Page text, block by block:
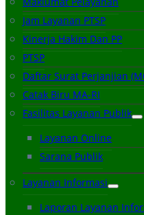
Jam Layanan PTSP
Kinerja Hakim Dan PP
PTSP
Daftar Surat Perjanjian
Catak Biru MA-RI
Fasilitas Layanan Publik
Layanan Online
Sarana Publik
Layanan Informasi
Laporan Layanan